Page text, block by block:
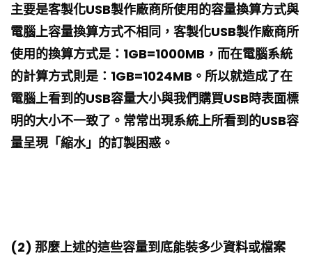
主要是客製化USB製作廠商所使用的容量換算方式與
電腦上容量換算方式不相同，客製化USB製作廠商所
使用的換算方式是：1GB=1000MB，而在電腦系統
的計算方式則是：1GB=1024MB。所以就造成了在
電腦上看到的USB容量大小與我們購買USB時表面標
明的大小不一致了。常常出現系統上所看到的USB容
量呈現「縮水」的訂製困惑。
(2) 那麼上述的這些容量到底能裝多少資料或檔案